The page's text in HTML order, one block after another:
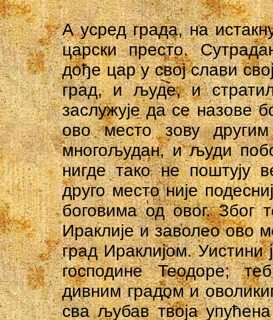
А усред града, на
царски престо.
дође цар у свој слави
град, и људе, и
заслужује да се назове
ово место зову
многољудан, и људи
нигде тако не поштују
друго место није
боговима од овог. Због
Ираклије и заволео ово
град Ираклијом. Уистини
господине Теодоре;
дивним градом и
сва љубав твоја